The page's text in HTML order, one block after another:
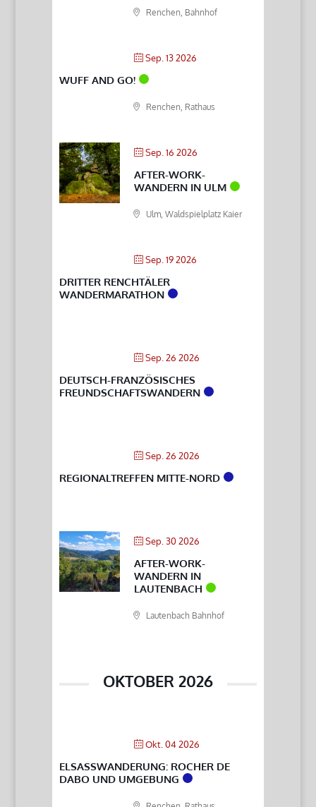
Renchen, Bahnhof
Sep. 13 2026
WUFF AND GO!
Renchen, Rathaus
Sep. 16 2026
AFTER-WORK-
WANDERN IN ULM
Ulm, Waldspielplatz Kaier
Sep. 19 2026
DRITTER RENCHTÄLER
WANDERMARATHON
Sep. 26 2026
DEUTSCH-FRANZÖSISCHES
FREUNDSCHAFTSWANDERN
Sep. 26 2026
REGIONALTREFFEN MITTE-NORD
Sep. 30 2026
AFTER-WORK-
WANDERN IN
LAUTENBACH
Lautenbach Bahnhof
OKTOBER 2026
Okt. 04 2026
ELSASSWANDERUNG: ROCHER DE
DABO UND UMGEBUNG